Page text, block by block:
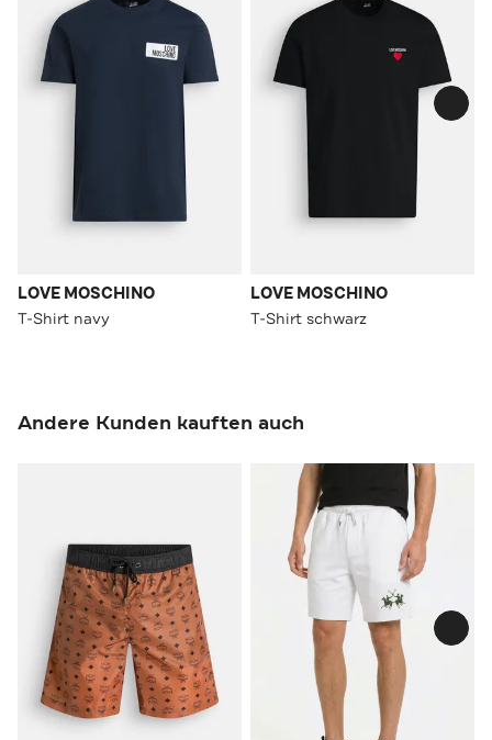
LOVE MOSCHINO
T-Shirt navy
LOVE MOSCHINO
T-Shirt schwarz
Andere Kunden kauften auch